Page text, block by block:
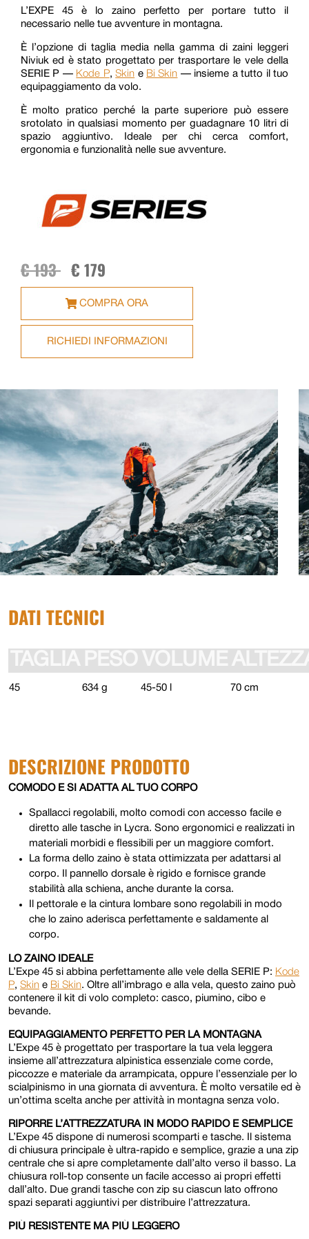
L’EXPE 45 è lo zaino perfetto per portare tutto il
necessario nelle tue avventure in montagna.
È l’opzione di taglia media nella gamma di zaini leggeri
Niviuk ed è stato progettato per trasportare le vele della
SERIE P — Kode P,Skin e Bi Skin — insieme a tutto il tuo
equipaggiamento da volo.
È molto pratico perché la parte superiore può essere
srotolato in qualsiasi momento per guadagnare 10 litri di
spazio aggiuntivo. Ideale per chi cerca comfort,
ergonomia e funzionalità nelle sue avventure.
€193 € 179
COMPRA ORA
RICHIEDI INFORMAZIONI
DATI TECNICI
TAGLIA PESO VOLUME
45 634 g 45-50 l 70 cm
DESCRIZIONE PRODOTTO
COMODO E SI ADATTA AL TUO CORPO
Spallacci regolabili, molto comodi con accesso facile e
diretto alle tasche in Lycra. Sono ergonomici e realizzati in
materiali morbidi e flessibili per un maggiore comfort.
La forma dello zaino è stata ottimizzata per adattarsi al
corpo. Il pannello dorsale è rigido e fornisce grande
stabilità alla schiena, anche durante la corsa.
Il pettorale e la cintura lombare sono regolabili in modo
che lo zaino aderisca perfettamente e saldamente al
corpo.
LO ZAINO IDEALE
L’Expe 45 si abbina perfettamente alle vele della SERIE P: Kode
P, Skin e Bi Skin. Oltre all’imbrago e alla vela, questo zaino può
contenere il kit di volo completo: casco, piumino, cibo e
bevande.
EQUIPAGGIAMENTO PERFETTO PER LA MONTAGNA
L’Expe 45 è progettato per trasportare la tua vela leggera
insieme all’attrezzatura alpinistica essenziale come corde,
piccozze e materiale da arrampicata, oppure l’essenziale per lo
scialpinismo in una giornata di avventura. È molto versatile ed è
un’ottima scelta anche per attività in montagna senza volo.
RIPORRE L’ATTREZZATURA IN MODO RAPIDO E SEMPLICE
L’Expe 45 dispone di numerosi scomparti e tasche. Il sistema
di chiusura principale è ultra-rapido e semplice, grazie a una zip
centrale che si apre completamente dall’alto verso il basso. La
chiusura roll-top consente un facile accesso ai propri effetti
dall’alto. Due grandi tasche con zip su ciascun lato offrono
spazi separati aggiuntivi per distribuire l’attrezzatura.
PIÙ RESISTENTE MA PIÙ LEGGERO